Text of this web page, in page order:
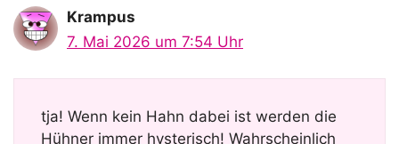
Krampus
7. Mai 2026 um 7:54 Uhr
tja! Wenn kein Hahn dabei ist werden die
Hühner immer hysterisch! Wahrscheinlich